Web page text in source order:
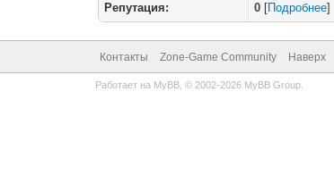
Репутация: 0 [Подробнее]
Контакты Zone-Game Community Наверх
Работает на MyBB, © 2002-2026 MyBB Group.